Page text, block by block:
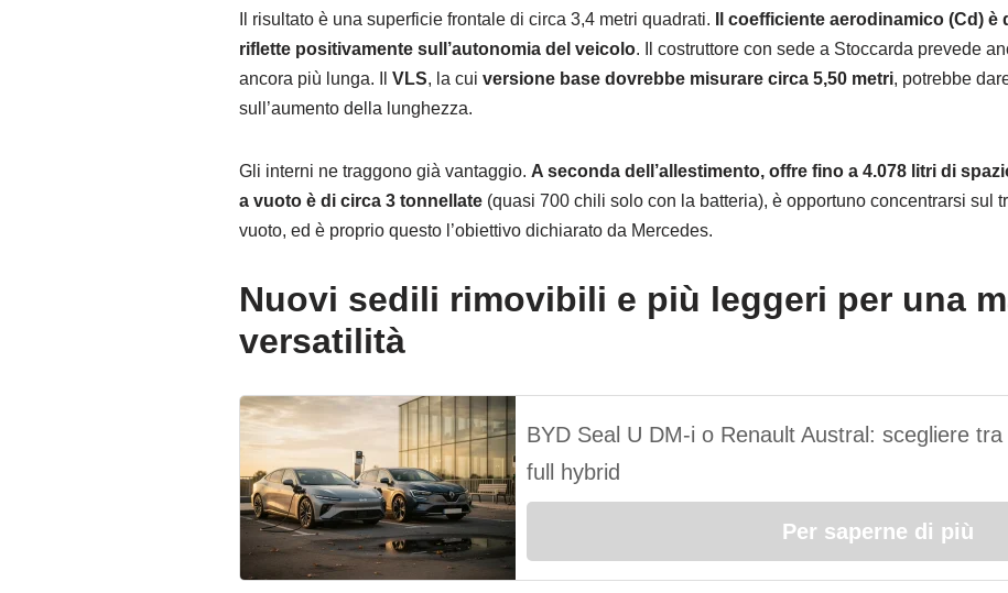
Il risultato è una superficie frontale di circa 3,4 metri quadrati. Il coefficiente aerodinamico (Cd) è
riflette positivamente sull’autonomia del veicolo. Il costruttore con sede a Stoccarda prevede
ancora più lunga. Il VLS, la cui versione base dovrebbe misurare circa 5,50 metri, potrebbe
sull’aumento della lunghezza.
Gli interni ne traggono già vantaggio. A seconda dell’allestimento, offre fino a 4.078 litri di
a vuoto è di circa 3 tonnellate(quasi 700 chili solo con la batteria), è opportuno concentrarsi sul
vuoto, ed è proprio questo l’obiettivo dichiarato da Mercedes.
Nuovi sedili rimovibili e più leggeri per una
versatilità
BYD Seal U DM-i o Renault Austral: scegliere
full hybrid
Per saperne di più